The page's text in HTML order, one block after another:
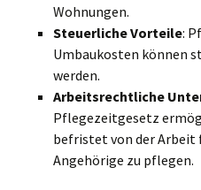
Wohnungen.
Steuerliche Vorteile:
Umbaukosten können
werden.
Arbeitsrechtliche
Pflegezeitgesetz
befristet von der Arbeit
Angehörige zu pflegen.